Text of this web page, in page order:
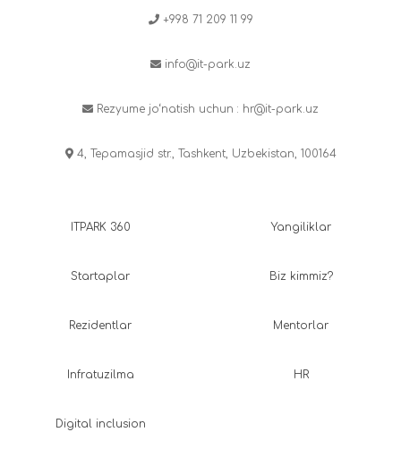
+998 71 209 11 99
info@it-park.uz
Rezyume jo‘natish uchun : hr@it-park.uz
4, Tepamasjid str., Tashkent, Uzbekistan, 100164
ITPARK 360
Startaplar
Rezidentlar
Infratuzilma
Digital inclusion
Yangiliklar
Biz kimmiz?
Mentorlar
HR